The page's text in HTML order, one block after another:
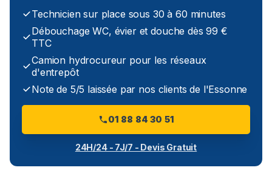
Technicien sur place sous 30 à 60 minutes
Débouchage WC, évier et douche dès 99 €
TTC
Camion hydrocureur pour les réseaux
d'entrepôt
Note de 5/5 laissée par nos clients de l'Essonne
01 88 84 30 51
24H/24 - 7J/7 - Devis Gratuit